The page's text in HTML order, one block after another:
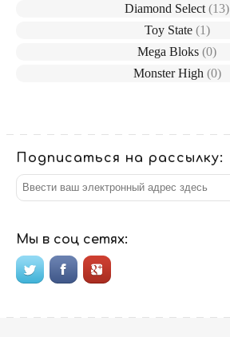
Diamond Select(13)
Toy State (1)
Mega Bloks(0)
Monster High (0)
Подписаться на рассылку:
Мы в соц сетях: